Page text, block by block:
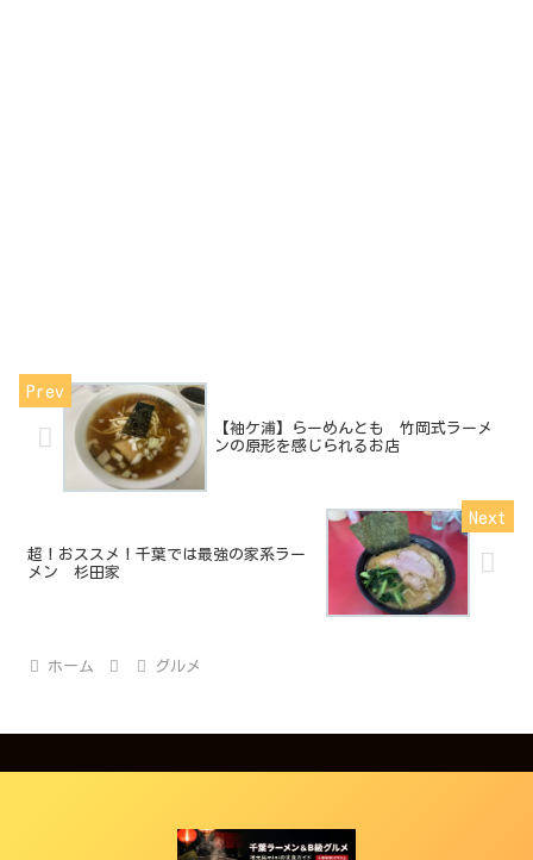
【袖ケ浦】らーめんとも 竹岡式ラーメ
ンの原形を感じられるお店
超！おススメ！千葉では最強の家系ラー
メン 杉田家
ホーム グルメ